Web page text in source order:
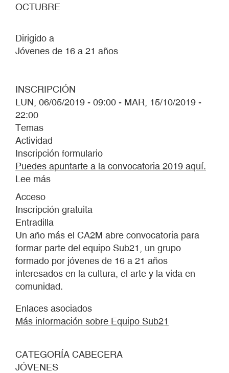
OCTUBRE
Dirigido a
Jóvenes de 16 a 21 años
INSCRIPCIÓN
LUN, 06/05/2019 - 09:00 - MAR, 15/10/2019 -
22:00
Temas
Actividad
Inscripción formulario
Puedes apuntarte a la convocatoria 2019 aquí.
Lee más
Acceso
Inscripción gratuita
Entradilla
Un año más el CA2M abre convocatoria para
formar parte del equipo Sub21, un grupo
formado por jóvenes de 16 a 21 años
interesados en la cultura, el arte y la vida en
comunidad.
Enlaces asociados
Más información sobre Equipo Sub21
CATEGORÍA CABECERA
JÓVENES